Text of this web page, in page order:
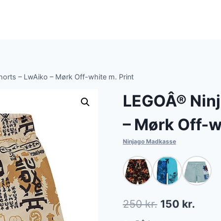
– LwAiko – Mørk Off-white m. Print
LEGOÂ®
– Mørk Off-
Ninjago Madkasse
250kr. Den
150 kr.Den